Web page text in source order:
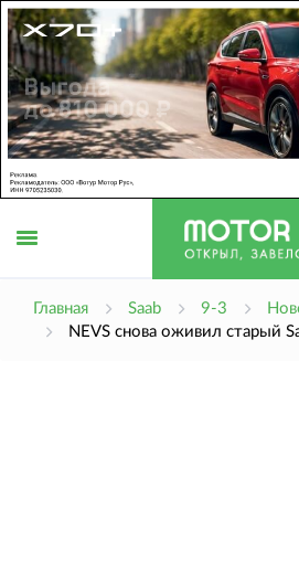
Главная Saab 9-3
NEVS снова оживил старый